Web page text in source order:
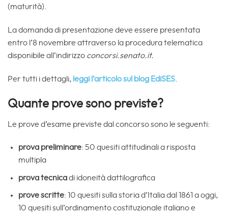
(maturità).
La domanda di presentazione deve essere presentata
entro l’8 novembre attraverso la procedura telematica
disponibile all’indirizzo concorsi.senato.it.
Per tutti i dettagli, leggi l’articolo sul blog EdiSES
Quante prove sono previste?
Le prove d’esame previste dal concorso sono le seguenti:
prova preliminare: 50 quesiti attitudinali a risposta
multipla
prova tecnicadi idoneità dattilografica
prove scritte: 10 quesiti sulla storia d’Italia dal 1861 a oggi,
10 quesiti sull’ordinamento costituzionale italiano e